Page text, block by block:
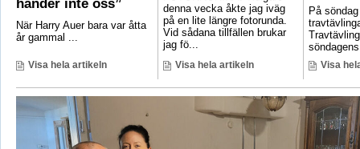
händer inte oss”
När Harry Auer bara var åtta
år gammal ...
Visa hela artikeln
denna vecka åkte jag iväg
på en lite längre fotorunda.
Vid sådana tillfällen brukar
jag fö...
Visa hela artikeln
På
Visa